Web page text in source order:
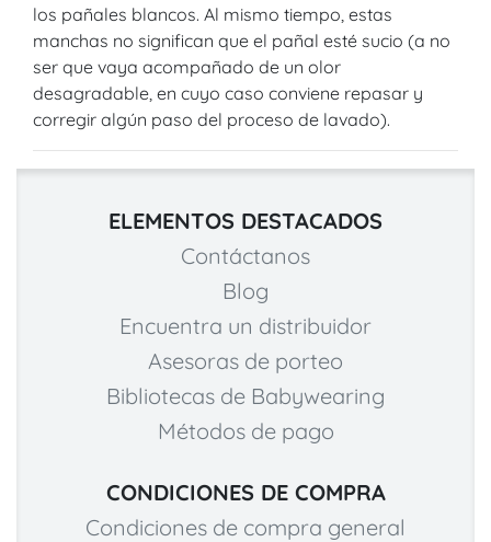
los pañales blancos. Al mismo tiempo, estas
manchas no significan que el pañal esté sucio (a no
ser que vaya acompañado de un olor
desagradable, en cuyo caso conviene repasar y
corregir algún paso del proceso de lavado).
ELEMENTOS DESTACADOS
Contáctanos
Blog
Encuentra un distribuidor
Asesoras de porteo
Bibliotecas de Babywearing
Métodos de pago
CONDICIONES DE COMPRA
Condiciones de compra general